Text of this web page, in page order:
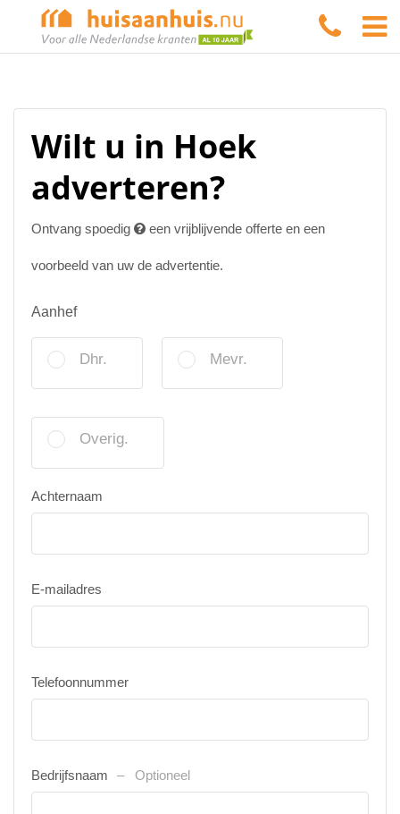
Wilt u in Hoek
adverteren?
Ontvang spoedig een vrijblijvende offerte en een
voorbeeld van uw de advertentie.
Aanhef
Dhr. Mevr.
Overig.
Achternaam
E-mailadres
Telefoonnummer
Bedrijfsnaam Optioneel